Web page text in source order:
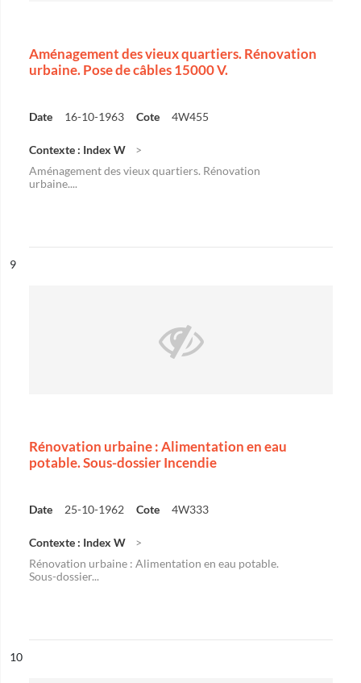
Aménagement des vieux quartiers. Rénovation
urbaine. Pose de câbles 15000 V.
Date 16-10-1963 Cote 4W455
Contexte : Index W
Aménagement des vieux quartiers. Rénovation
urbaine....
n°
9
Rénovation urbaine : Alimentation en eau
potable. Sous-dossier Incendie
Date 25-10-1962 Cote 4W333
Contexte : Index W
Rénovation urbaine : Alimentation en eau potable.
Sous-dossier...
n°
10